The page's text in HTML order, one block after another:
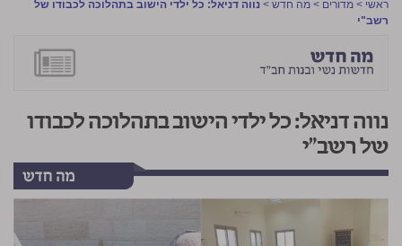
ראשי > מדורים > מה חדש > נווה דניאל: כל ילדי הישוב בתהלוכה לכבודו של
רשב"י
נווה דניאל: כל ילדי הישוב בתהלוכה לכבודו
של רשב"י